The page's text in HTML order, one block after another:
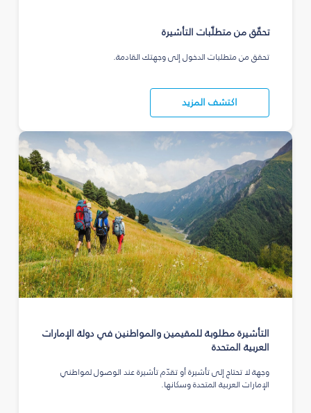
تحقّق من متطلّبات التأشيرة
تحقق من متطلبات الدخول إلى وجهتك القادمة.
اكتشف المزيد
التأشيرة مطلوبة للمقيمين والمواطنين في دولة الإمارات
العربية المتحدة
وجهة لا تحتاج إلى تأشيرة أو تقدّم تأشيرة عند الوصول لمواطني
الإمارات العربية المتحدة وسكانها.